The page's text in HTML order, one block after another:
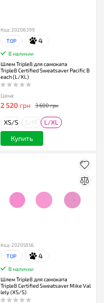
Код: 20206399
TOP 4
В наличии
Шлем Triple8 для самоката
Triple8 Certified Sweatsaver Pacific B
each (L/XL)
Цена:
2 520 грн 3 600 грн
XS/S L/XL
Купить
Код: 20205956
TOP 4
В наличии
Шлем Triple8 для самоката
Triple8 Certified Sweatsaver Mike Val
lely (XS/S)